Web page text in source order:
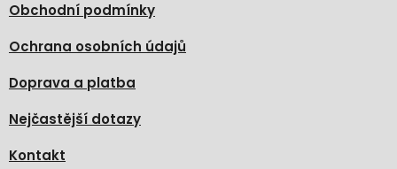
Obchodní podmínky
Ochrana osobních údajů
Doprava a platba
Nejčastější dotazy
Kontakt